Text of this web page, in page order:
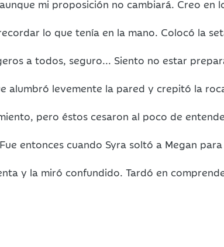
mi proposición no cambiará. Creo en
lo que tenía en la mano. Colocó la
a todos, seguro... Siento no estar
alumbró levemente la pared y crepitó la
pero éstos cesaron al poco de
entonces cuando Syra soltó a Megan
y la miró confundido. Tardó en